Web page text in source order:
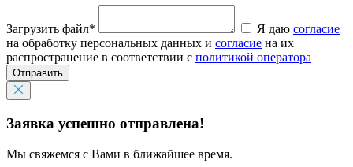
Загрузить файл* Я даю согласие
на обработку персональных данных и согласие на их
распространение в соответствии с политикой оператора
Отправить
Заявка успешно отправлена!
Мы свяжемся с Вами в ближайшее время.